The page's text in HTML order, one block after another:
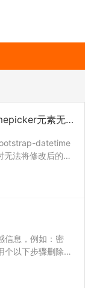
元素无
datetime
法将修改后的时
信息，例如：密
以下步骤删除Git
加当前所有文件